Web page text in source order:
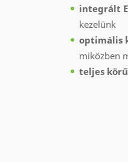
integrált
kezelünk
optimális
miközben
teljes